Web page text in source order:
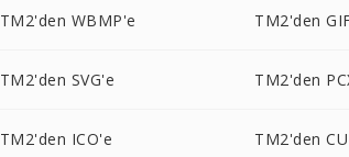
TM2'den WBMP'e TM2'den
TM2'den SVG'e TM2'den
TM2'den ICO'e TM2'den